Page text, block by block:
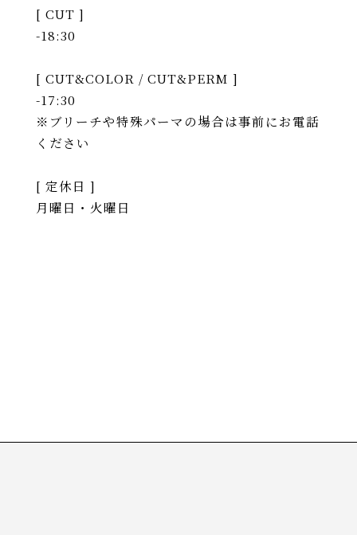
[ CUT ]
-18:30
[ CUT&COLOR / CUT&PERM ]
-17:30
※ブリーチや特殊パーマの場合は事前にお電話
ください
[ 定休日 ]
月曜日・火曜日